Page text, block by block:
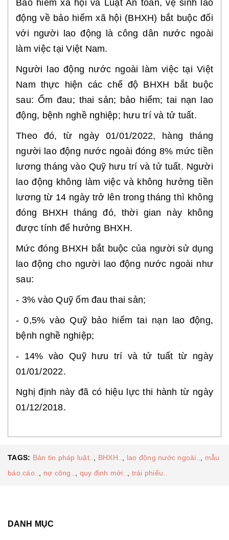
Bảo hiểm xã hội và Luật An toàn, vệ sinh lao
động về bảo hiểm xã hội (BHXH) bắt buộc đối
với người lao động là công dân nước ngoài
làm việc tại Việt Nam.
Người lao động nước ngoài làm việc tại Việt
Nam thực hiện các chế độ BHXH bắt buộc
sau: Ốm đau; thai sản; bảo hiểm; tai nạn lao
động, bệnh nghề nghiệp; hưu trí và tử tuất.
Theo đó, từ ngày 01/01/2022, hàng tháng
người lao động nước ngoài đóng 8% mức tiền
lương tháng vào Quỹ hưu trí và tử tuất. Người
lao động không làm việc và không hưởng tiền
lương từ 14 ngày trở lên trong tháng thì không
đóng BHXH tháng đó, thời gian này không
được tính để hưởng BHXH.
Mức đóng BHXH bắt buộc của người sử dụng
lao động cho người lao động nước ngoài như
sau:
- 3% vào Quỹ ốm đau thai sản;
- 0,5% vào Quỹ bảo hiểm tai nạn lao động,
bệnh nghề nghiệp;
- 14% vào Quỹ hưu trí và tử tuất từ ngày
01/01/2022.
Nghị định này đã có hiệu lực thi hành từ ngày
01/12/2018.
TAGS: Bản tin pháp luật.. BHXH.. lao động nước ngoài..
mẫu
báo cáo..
nợ công.. quy định mới.. trái phiếu..
DANH MỤC